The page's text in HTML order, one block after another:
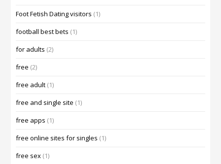
Foot Fetish Dating visitors (1)
football best bets (1)
for adults (2)
free (2)
free adult (1)
free and single site (1)
free apps (1)
free online sites for singles (1)
free sex (1)